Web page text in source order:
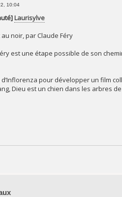
10:04
Laurisylve
noir, par Claude Féry
est une étape possible de son
pour développer un film
Dieu est un chien dans les arbres